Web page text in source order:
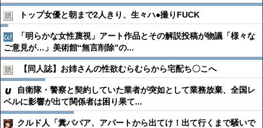
トップ女優と朝まで2人きり、生々ハ●︎撮りFUCK
「明らかな女性蔑視」アート作品とその解説投稿が物議「様々な
ご意見が…」美術館“無言削除”の...
【同人誌】お姉さんの性欲むらむらから宅配ち〇こへ
自衛隊・警察と契約していた業者が突如として業務放棄、全国レ
ベルに影響が出て関係者は困り果て...
クルド人「糞ババア、アパートから出てけ！出て行くまで騒いで